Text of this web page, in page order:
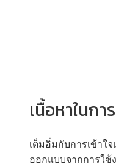
เนื้อหาในกา
เต็มอิ่มกับการเข้าใ
ออกแบบจากการใช้